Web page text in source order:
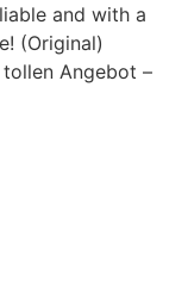
and with a
(Original)
Angebot –